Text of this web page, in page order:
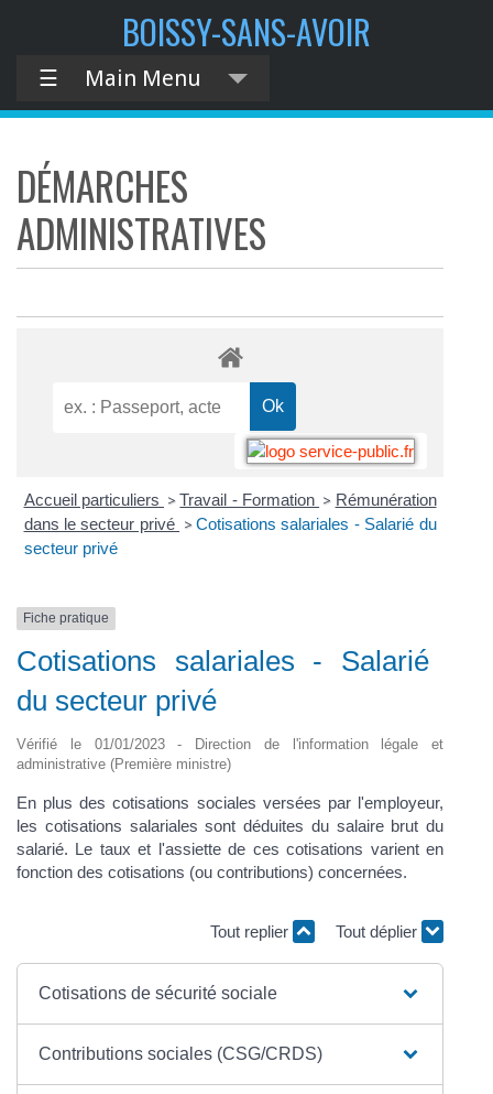
BOISSY-SANS-AVOIR
☰ Main Menu
DÉMARCHES
ADMINISTRATIVES
Accueil particuliers > Travail - Formation > Rémunération
dans le secteur privé > Cotisations salariales - Salarié du
secteur privé
Fiche pratique
Cotisations salariales - Salarié
du secteur privé
Vérifié le 01/01/2023 - Direction de l'information légale et
administrative (Première ministre)
En plus des cotisations sociales versées par l'employeur,
les cotisations salariales sont déduites du salaire brut du
salarié. Le taux et l'assiette de ces cotisations varient en
fonction des cotisations (ou contributions) concernées.
Tout replier Tout déplier
Cotisations de sécurité sociale
Contributions sociales (CSG/CRDS)